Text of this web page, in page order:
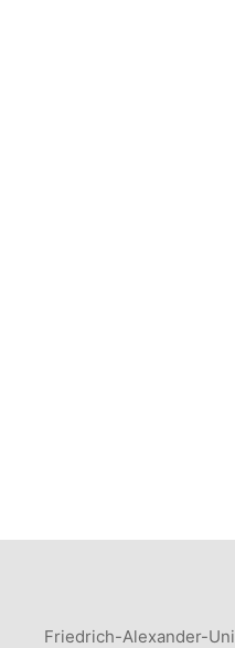
Friedrich-Alexander-